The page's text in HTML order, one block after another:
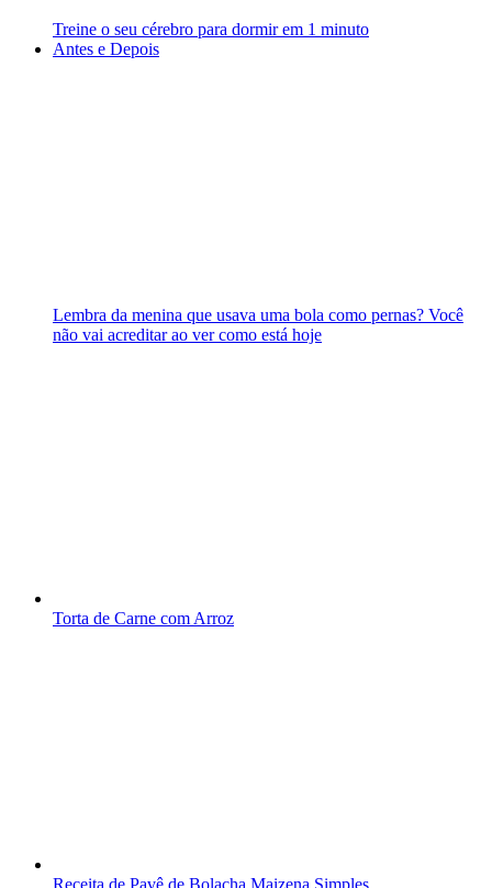
Treine o seu cérebro para dormir em 1 minuto
Antes e Depois
Lembra da menina que usava uma bola como pernas? Você
não vai acreditar ao ver como está hoje
Torta de Carne com Arroz
Receita de Pavê de Bolacha Maizena Simples